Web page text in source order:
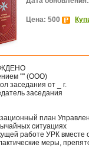
Цена: 500
"" (ООО)
заседания от _ г.
заседания
план
ситуациях
работе УРК вместе
меры,